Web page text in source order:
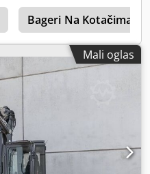
Bageri Na Kotačima
Mali oglas